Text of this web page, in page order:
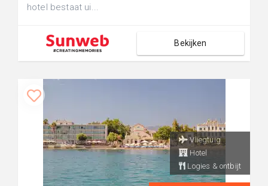
hotel bestaat ui...
Bekijken
Vliegtuig
Hotel
Logies & ontbijt